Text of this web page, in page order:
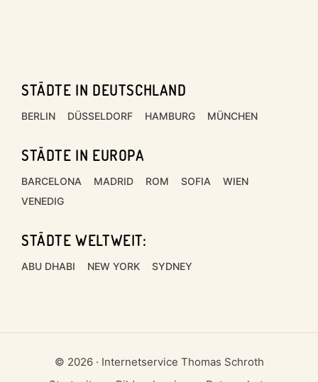
Footer
STÄDTE IN DEUTSCHLAND
BERLIN DÜSSELDORF HAMBURG MÜNCHEN
STÄDTE IN EUROPA
BARCELONA MADRID ROM SOFIA
WIEN
VENEDIG
STÄDTE WELTWEIT:
ABU DHABI NEW YORK SYDNEY
© 2026 · Internetservice Thomas Schroth